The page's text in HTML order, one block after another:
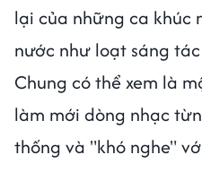
lại của những ca khúc
nước như loạt sáng
Chung có thể xem là
làm mới dòng nhạc
thống và "khó nghe"